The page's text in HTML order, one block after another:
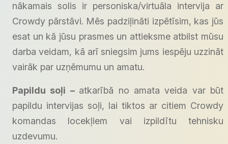
nākamais solis ir personiska/virtuāla intervija ar
Crowdy pārstāvi. Mēs padziļināti izpētīsim, kas jūs
esat un kā jūsu prasmes un attieksme atbilst mūsu
darba veidam, kā arī sniegsim jums iespēju uzzināt
vairāk par uzņēmumu un amatu.
Papildu soļi – atkarībā no amata veida var būt
papildu intervijas soļi, lai tiktos ar citiem Crowdy
komandas locekļiem vai izpildītu tehnisku
uzdevumu.